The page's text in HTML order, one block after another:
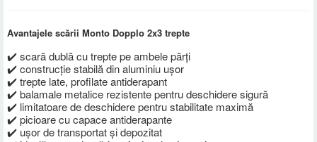
Avantajele scării Monto Dopplo 2x3 trepte
✔️ scară dublă cu trepte pe ambele părți
✔️ construcție stabilă din aluminiu ușor
✔️ trepte late, profilate antiderapant
✔️ balamale metalice rezistente pentru deschidere sigură
✔️ limitatoare de deschidere pentru stabilitate maximă
✔️ picioare cu capace antiderapante
✔️ ușor de transportat și depozitat